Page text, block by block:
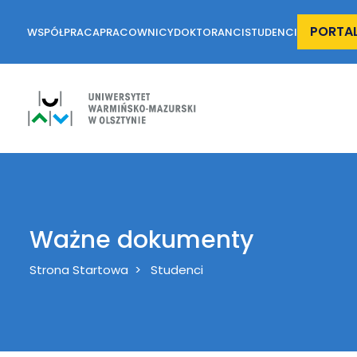
WSPÓŁPRACAPRACOWNICYDOKTORANCISTUDENCI
Ważne dokumenty
Breadcrumb
Strona Startowa Studenci